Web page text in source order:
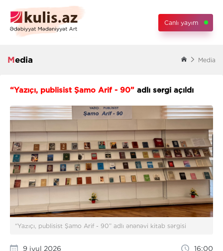
Canlı yayım
Media Media
“Yazıçı, publisist Şamo Arif - 90” adlı sərgi açıldı
“Yazıçı, publisist Şamo Arif - 90” adlı ənənəvi kitab sərgisi
9 iyul 2026 16:00